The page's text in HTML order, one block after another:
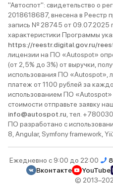
"Автоспот": свидетельство о
2018618687, внесена в Реестр
запись № 28745 от 09.07.2025
характеристики Программы
https://reestr.digital.gov.ru/
лицензии на ПО «Autospot»
(от 2,5% до 3%) от выручки,
использования ПО «Autospot»,
платеж от 1100 рублей за
использованием ПО «Autospot»
стоимости отправьте заявку
info@autospot.ru , тел.
ПО разработано с
8, Angular, Symfony framework,
Ежедневно с 9:00 до 22:00
Вконтакте
YouTube
©